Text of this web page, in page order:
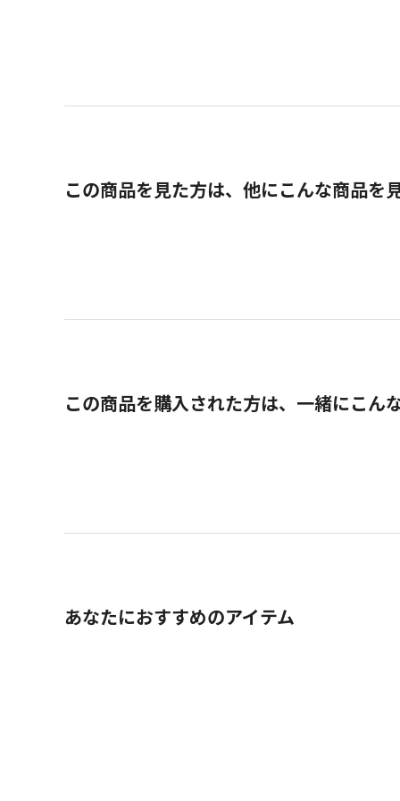
この商品を見た方は、他にこんな商品を
この商品を購入された方は、一緒にこん
あなたにおすすめのアイテム